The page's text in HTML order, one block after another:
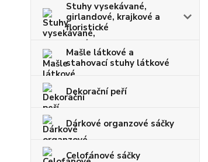
Stuhy vysekávané,
girlandové, krajkové a
floristické
Mašle látkové a
stahovací stuhy látkové
Dekorační peří
Dárkové organzové sáčky
Celofánové sáčky